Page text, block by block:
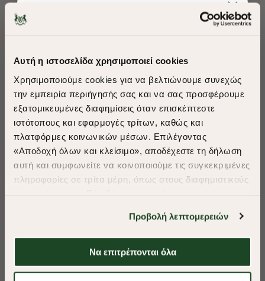
Αυτή η ιστοσελίδα χρησιμοποιεί cookies
Χρησιμοποιούμε cookies για να βελτιώνουμε συνεχώς
την εμπειρία περιήγησής σας και να σας προσφέρουμε
εξατομικευμένες διαφημίσεις όταν επισκέπτεστε
ιστότοπους και εφαρμογές τρίτων, καθώς και
πλατφόρμες κοινωνικών μέσων. Επιλέγοντας
«Αποδοχή όλων και κλείσιμο», αποδέχεστε τη δήλωση
αυτή και συμφωνείτε να κοινοποιούμε τις συγκεκριμένες
πληροφορίες σε τρίτα μέρη, όπως στους διαφημιστικούς
απαιτούμενα cookies» και θα περιοριστούμε
στα cookies και τις τεχνολογίες που είναι απολύτως
απαραίτητα για την ασφαλή απόδοση και
λειτουργικότητα της ιστοσελίδας μας. Ωστόσο, λάβετε
Προβολή λεπτομερειών
Να επιτρέπονται όλα
ΠΡΟΤΕΙΝΟΥΜΕ ΓΙΑ ΕΣΑΣ
-40% -40%
​
A Season of Style
SUMMER SALE